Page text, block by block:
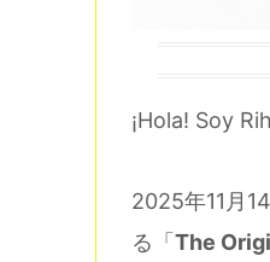
¡Hola! Soy
2025年11月
る「The